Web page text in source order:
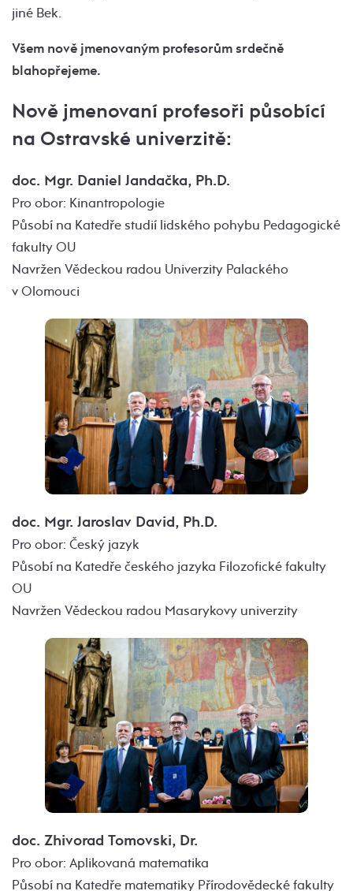
jiné Bek.
Všem nově jmenovaným profesorům srdečně
blahopřejeme.
Nově jmenovaní profesoři působící
na Ostravské univerzitě:
doc. Mgr. Daniel Jandačka, Ph.D.
Pro obor: Kinantropologie
Působí na Katedře studií lidského pohybu Pedagogické
fakulty OU
Navržen Vědeckou radou Univerzity Palackého
v Olomouci
doc. Mgr. Jaroslav David, Ph.D.
Pro obor: Český jazyk
Působí na Katedře českého jazyka Filozofické fakulty
OU
Navržen Vědeckou radou Masarykovy univerzity
doc. Zhivorad Tomovski, Dr.
Pro obor: Aplikovaná matematika
Působí na Katedře matematiky Přírodovědecké fakulty